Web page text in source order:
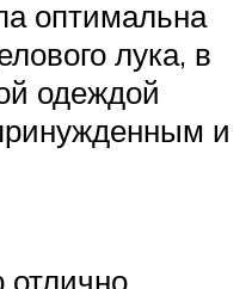
оптимальна
лука, в
одеждой
и
отлично